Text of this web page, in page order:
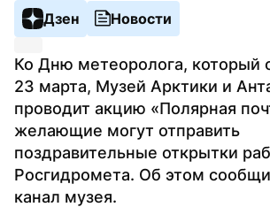
Дзен
Новости
Ко Дню метеоролога, который
23 марта, Музей Арктики и
проводит акцию «Полярная
желающие могут отправить
поздравительные открытки
Росгидромета. Об этом
канал музея.